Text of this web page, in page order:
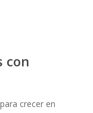
con
crecer en